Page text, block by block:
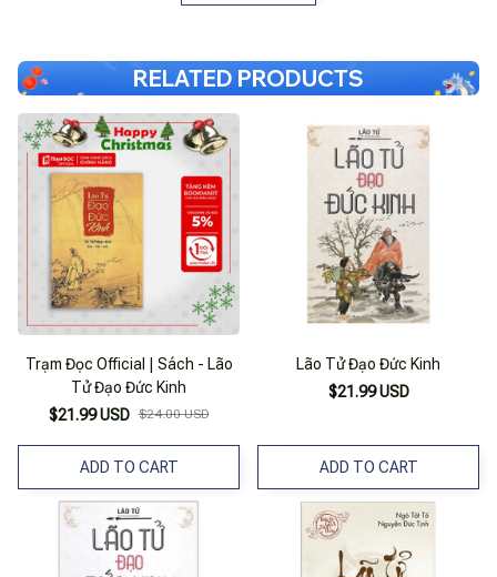
RELATED PRODUCTS
Trạm Đọc Official | Sách - Lão
Tử Đạo Đức Kinh
$21.99 USD $24.00 USD
ADD TO CART
Lão Tử Đạo Đức Kinh
$21.99 USD
ADD TO CART